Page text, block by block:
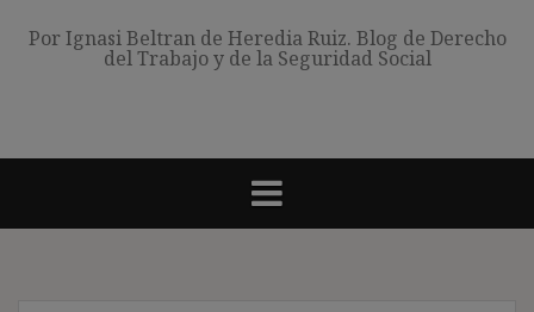
Por Ignasi Beltran de Heredia Ruiz. Blog de Derecho
del Trabajo y de la Seguridad Social